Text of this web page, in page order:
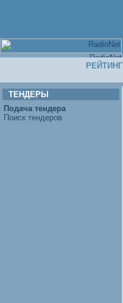
РЕЙТИНГ
ТЕНДЕРЫ
Подача тендера
Поиск тендеров